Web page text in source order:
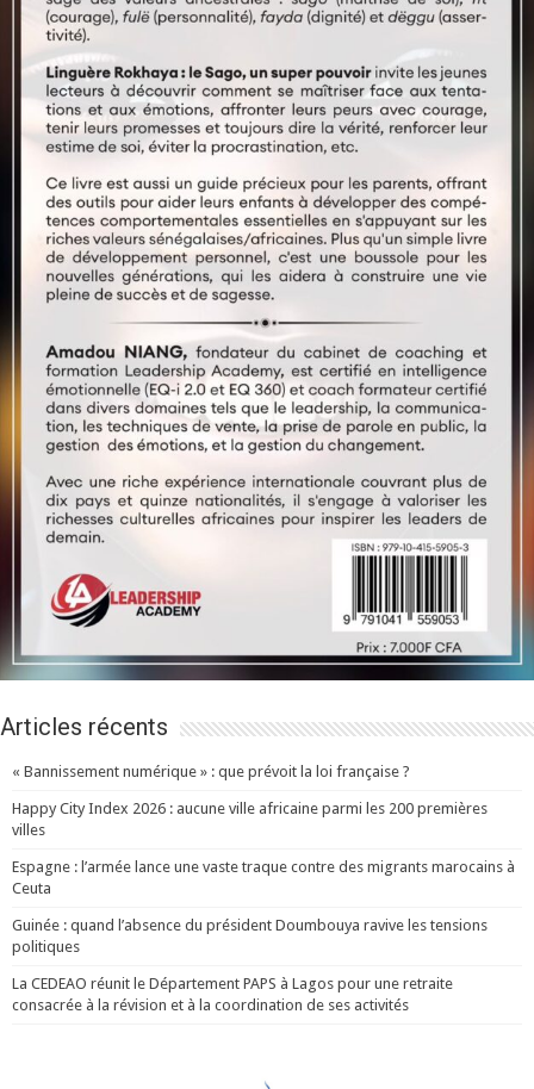
Articles récents
« Bannissement numérique » : que prévoit la loi française ?
Happy City Index 2026 : aucune ville africaine parmi les 200 premières
villes
Espagne : l’armée lance une vaste traque contre des migrants marocains à
Ceuta
Guinée : quand l’absence du président Doumbouya ravive les tensions
politiques
La CEDEAO réunit le Département PAPS à Lagos pour une retraite
consacrée à la révision et à la coordination de ses activités